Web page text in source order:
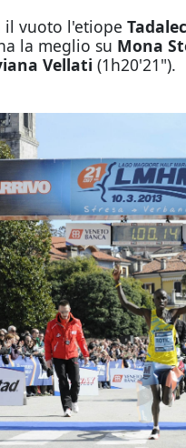
il vuoto l'etiope
la meglio su Mona
Vellati (1h20'21").